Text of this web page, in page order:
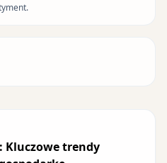
Kluczowe trendy